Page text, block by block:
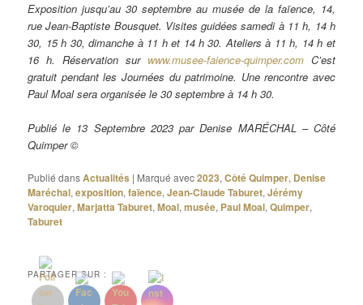
Exposition jusqu’au 30 septembre au musée de la faïence, 14,
rue Jean-Baptiste Bousquet. Visites guidées samedi à 11 h, 14 h
30, 15 h 30, dimanche à 11 h et 14 h 30. Ateliers à 11 h, 14 h et
16 h. Réservation sur www.musee-faience-quimper.comC’est
gratuit pendant les Journées du patrimoine. Une rencontre avec
Paul Moal sera organisée le 30 septembre à 14 h 30.
Publié le 13 Septembre 2023 par Denise MARÉCHAL – Côté
Quimper ©
Publié dansActualités | Marqué avec2023,Côté Quimper, Denise
Maréchal,exposition,faïence,Jean-Claude Taburet,Jérémy
Varoquier,Marjatta Taburet,Moal,musée, Paul Moal,Quimper,
Taburet
PARTAGER SUR :